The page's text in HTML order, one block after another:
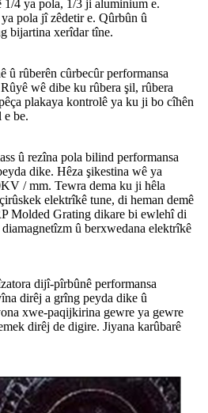
1/4 ya pola, 1/3 ji aluminium e.
pola jî zêdetir e. Qûrbûn û
bijartina xerîdar tîne.
û rûberên cûrbecûr performansa
wê dibe ku rûbera şil, rûbera
plakaya kontrolê ya ku ji bo cîhên
e be.
û rezîna pola bilind performansa
dike. Hêza şikestina wê ya
/ mm. Tewra dema ku ji hêla
elektrîkê tune, di heman demê
Molded Grating dikare bi ewlehî di
û berxwedana elektrîkê
dijî-pîrbûnê performansa
dirêj a grîng peyda dike û
xwe-paqijkirina gewre ya gewre
dirêj de digire. Jiyana karûbarê